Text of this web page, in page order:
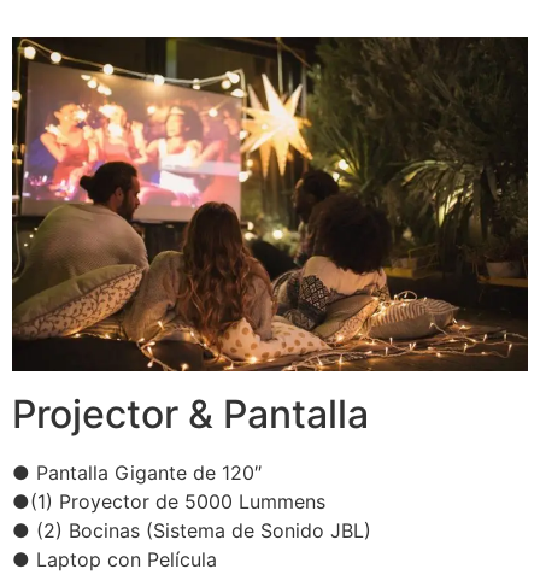
Projector & Pantalla
● Pantalla Gigante de 120″
●(1) Proyector de 5000 Lummens
● (2) Bocinas (Sistema de Sonido JBL)
● Laptop con Película